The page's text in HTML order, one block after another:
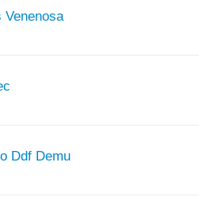
Venenosa
Ddf Demu